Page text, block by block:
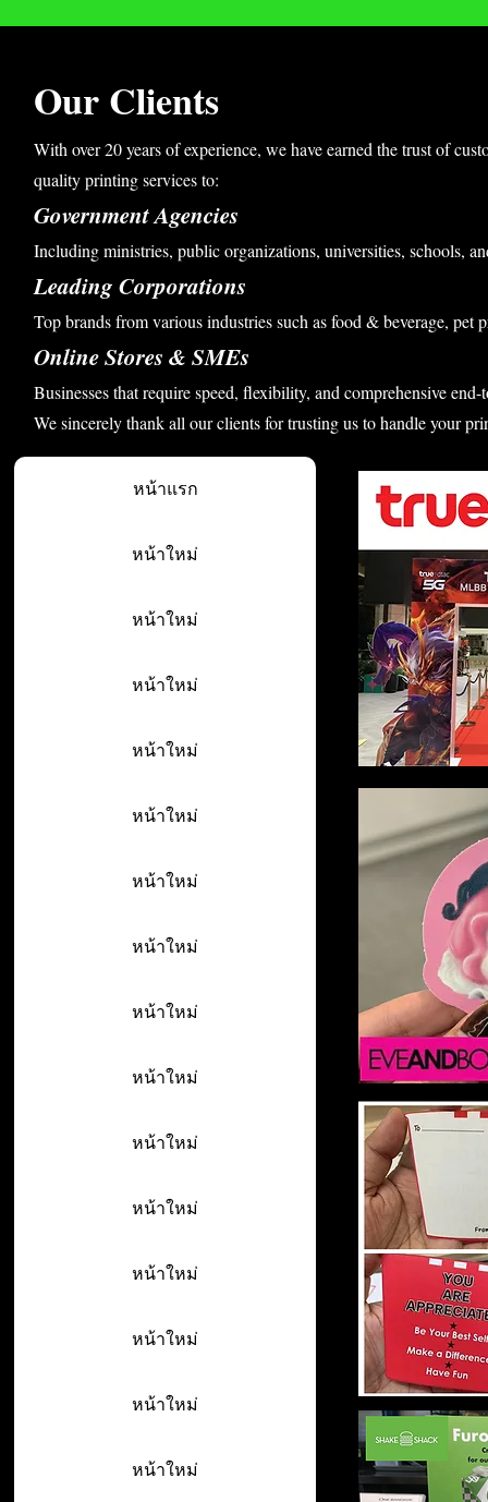
Our Clients
With over 20 years of experience, we have earned the trust of
quality printing services to:
Government Agencies
Including ministries, public organizations, universities, schools,
Leading Corporations
Top brands from various industries such as food & beverage, pet
Online Stores & SMEs
Businesses that require speed, flexibility, and comprehensive
We sincerely thank all our clients for trusting us to handle your
หน้าแรก
หน้าใหม่
หน้าใหม่
หน้าใหม่
หน้าใหม่
หน้าใหม่
หน้าใหม่
หน้าใหม่
หน้าใหม่
หน้าใหม่
หน้าใหม่
หน้าใหม่
หน้าใหม่
หน้าใหม่
หน้าใหม่
หน้าใหม่